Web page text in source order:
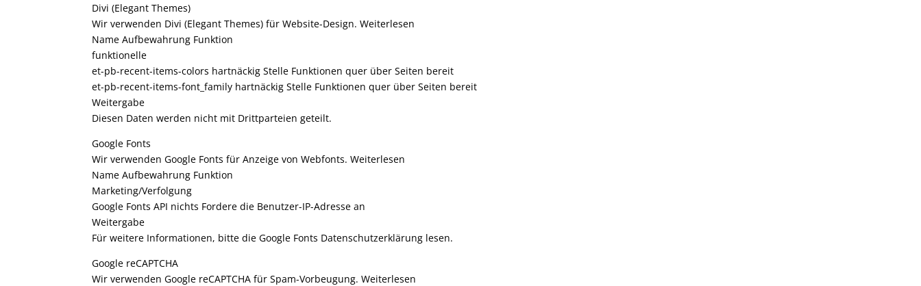
Divi (Elegant Themes)
Wir verwenden Divi (Elegant Themes) für Website-Design. Weiterlesen
Name Aufbewahrung Funktion
funktionelle
et-pb-recent-items-colors hartnäckig Stelle Funktionen quer über Seiten bereit
et-pb-recent-items-font_family hartnäckig Stelle Funktionen quer über Seiten bereit
Weitergabe
Diesen Daten werden nicht mit Drittparteien geteilt.
Google Fonts
Wir verwenden Google Fonts für Anzeige von Webfonts. Weiterlesen
Name Aufbewahrung Funktion
Marketing/Verfolgung
Google Fonts API nichts Fordere die Benutzer-IP-Adresse an
Weitergabe
Für weitere Informationen, bitte die Google Fonts Datenschutzerklärung lesen.
Google reCAPTCHA
Wir verwenden Google reCAPTCHA für Spam-Vorbeugung. Weiterlesen